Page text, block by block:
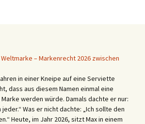
– Markenrecht 2026 zwischen
in einer Kneipe auf eine Serviette
dass aus diesem Namen einmal eine
werden würde. Damals dachte er nur:
Was er nicht dachte: „Ich sollte den
Heute, im Jahr 2026, sitzt Max in einem